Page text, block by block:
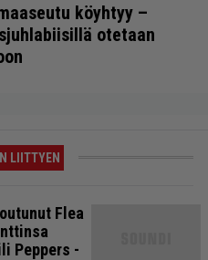
köyhtyy –
otetaan
LIITTYEN
Flea
Peppers -